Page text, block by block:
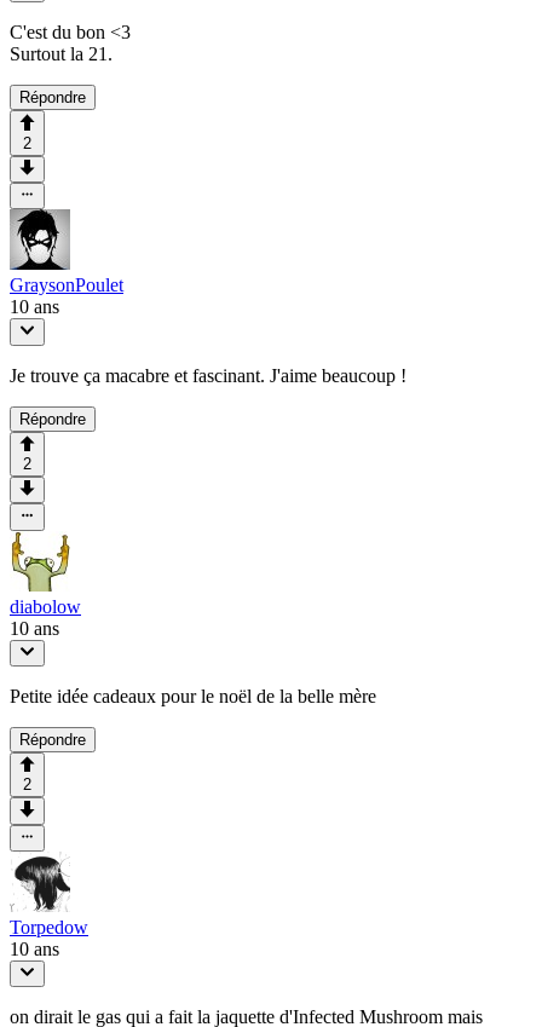
C'est du bon <3
Surtout la 21.
Répondre
2
GraysonPoulet
10 ans
Je trouve ça macabre et fascinant. J'aime beaucoup !
Répondre
2
diabolow
10 ans
Petite idée cadeaux pour le noël de la belle mère
Répondre
2
Torpedow
10 ans
on dirait le gas qui a fait la jaquette d'Infected Mushroom mais